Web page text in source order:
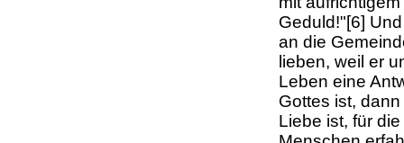
Geduld!"[6]
an die
lieben, weil er
Leben eine
Gottes ist,
Liebe ist, für